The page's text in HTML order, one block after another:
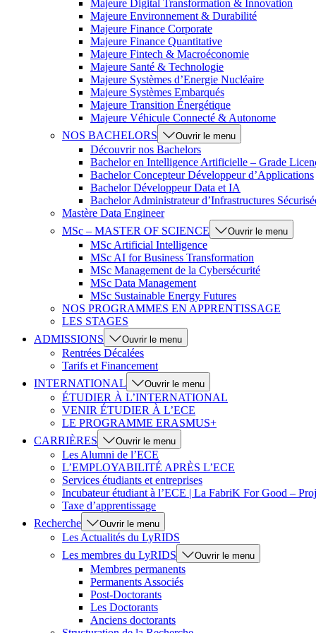
Majeure Digital Transformation & Innovation
Majeure Environnement & Durabilité
Majeure Finance Corporate
Majeure Finance Quantitative
Majeure Fintech & Macroéconomie
Majeure Santé & Technologie
Majeure Systèmes d’Energie Nucléaire
Majeure Systèmes Embarqués
Majeure Transition Énergétique
Majeure Véhicule Connecté & Autonome
NOS BACHELORS
Ouvrir le menu
Découvrir nos Bachelors
Bachelor en Intelligence Artificielle – Grade
Bachelor Concepteur Développeur d’Applications
Bachelor Développeur Data et IA
Bachelor Administrateur d’Infrastructures
Mastère Data Engineer
MSc – MASTER OF SCIENCE
Ouvrir le menu
MSc Artificial Intelligence
MSc AI for Business Transformation
MSc Management de la Cybersécurité
MSc Data Management
MSc Sustainable Energy Futures
NOS PROGRAMMES EN APPRENTISSAGE
LES STAGES
ADMISSIONS
Ouvrir le menu
Rentrées Décalées
Tarifs et Financement
INTERNATIONAL
Ouvrir le menu
ÉTUDIER À L’INTERNATIONAL
VENIR ÉTUDIER À L’ECE
LE PROGRAMME ERASMUS+
CARRIÈRES
Ouvrir le menu
Les Alumni de l’ECE
L’EMPLOYABILITÉ APRÈS L’ECE
Services étudiants et entreprises
Incubateur étudiant à l’ECE | La FabriK For Good –
Taxe d’apprentissage
Recherche
Ouvrir le menu
Les Actualités du LyRIDS
Les membres du LyRIDS
Ouvrir le menu
Membres permanents
Permanents Associés
Post-Doctorants
Les Doctorants
Anciens doctorants